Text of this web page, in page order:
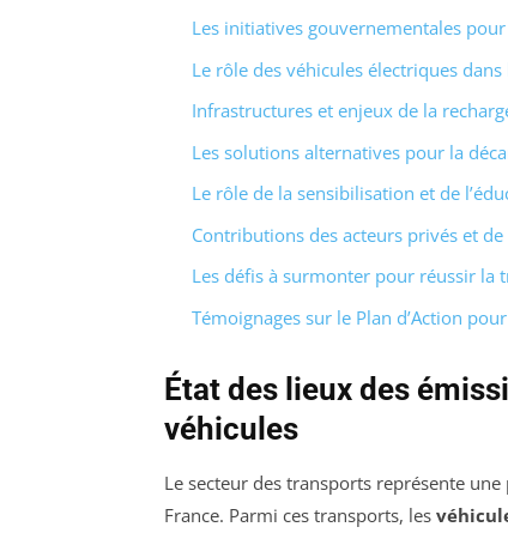
Les initiatives gouvernementales
Le rôle des véhicules électriques
Infrastructures et enjeux de la
Les solutions alternatives pour la
Le rôle de la sensibilisation et de
Contributions des acteurs privés et de
Les défis à surmonter pour réussir la
Témoignages sur le Plan d’Action
État des lieux des
véhicules
Le secteur des transports représente
France. Parmi ces transports, les